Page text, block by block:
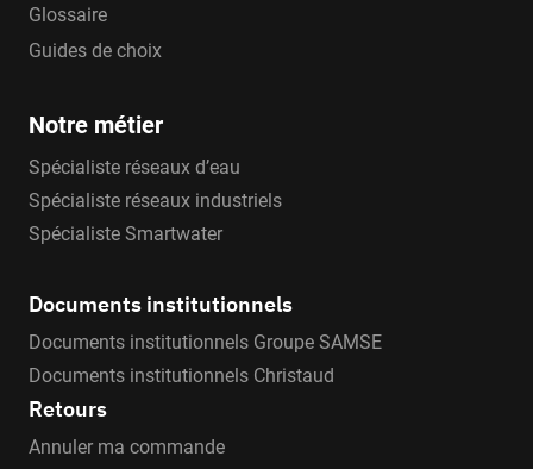
Glossaire
Guides de choix
Notre métier
Spécialiste réseaux d’eau
Spécialiste réseaux industriels
Spécialiste Smartwater
Documents institutionnels
Documents institutionnels Groupe SAMSE
Documents institutionnels Christaud
Retours
Annuler ma commande